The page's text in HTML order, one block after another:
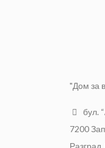
"Дом за
бул.
7200